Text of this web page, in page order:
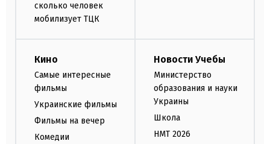
сколько человек
мобилизует ТЦК
Кино
Самые интересные
фильмы
Украинские фильмы
Фильмы на вечер
Комедии
Новости Учебы
Министерство
образования и науки
Украины
Школа
НМТ 2026